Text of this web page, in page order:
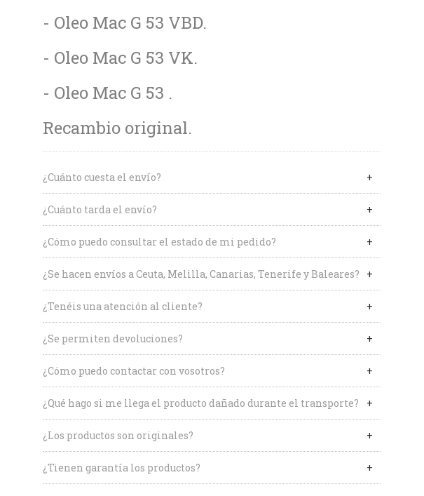
- Oleo Mac G 53 VBD.
- Oleo Mac G 53 VK.
- Oleo Mac G 53 .
Recambio original.
¿Cuánto cuesta el envío?
¿Cuánto tarda el envío?
¿Cómo puedo consultar el estado de mi pedido?
¿Se hacen envíos a Ceuta, Melilla, Canarias, Tenerife y Baleares?
¿Tenéis una atención al cliente?
¿Se permiten devoluciones?
¿Cómo puedo contactar con vosotros?
¿Qué hago si me llega el producto dañado durante el transporte?
¿Los productos son originales?
¿Tienen garantía los productos?